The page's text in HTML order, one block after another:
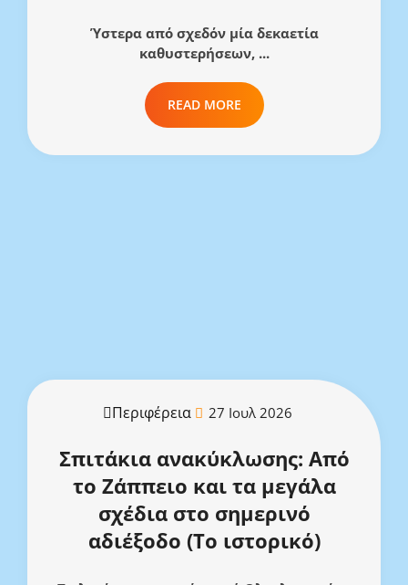
Ύστερα από σχεδόν μία δεκαετία
καθυστερήσεων, ...
READ MORE
Περιφέρεια 27 Ιουλ 2026
Σπιτάκια ανακύκλωσης: Από
το Ζάππειο και τα μεγάλα
σχέδια στο σημερινό
αδιέξοδο (Το ιστορικό)